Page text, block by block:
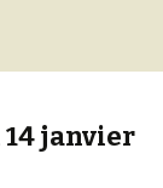
janvier